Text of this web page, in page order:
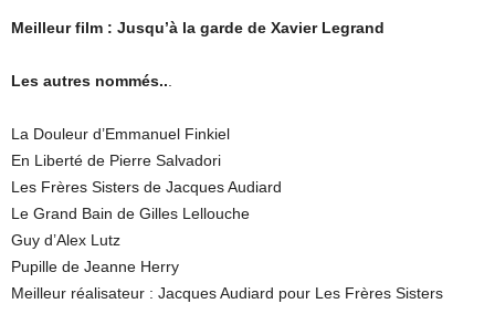
Meilleur film : Jusqu’à la garde de Xavier Legrand
Les autres nommés..
La Douleur d’Emmanuel Finkiel
En Liberté de Pierre Salvadori
Les Frères Sisters de Jacques Audiard
Le Grand Bain de Gilles Lellouche
Guy d’Alex Lutz
Pupille de Jeanne Herry
Meilleur réalisateur : Jacques Audiard pour Les Frères Sisters